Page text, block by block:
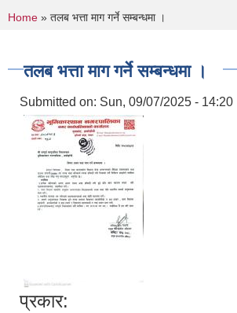
You are here
Home » तलब भत्ता माग गर्ने सम्बन्धमा ।
तलब भत्ता माग गर्ने सम्बन्धमा ।
Submitted on: Sun, 09/07/2025 - 14:20
प्रकार: